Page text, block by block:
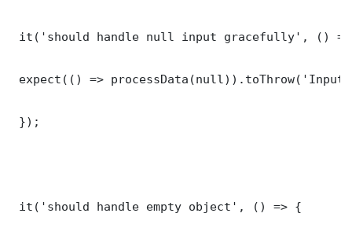
it('should handle null input gracefully', ()
expect(() =>
});
it('should handle empty object', () => {